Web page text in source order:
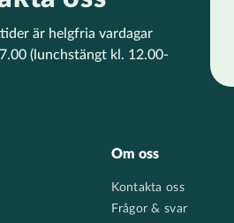
är helgfria vardagar
(lunchstängt kl. 12.00-
Om oss
Kontakta oss
Frågor & svar